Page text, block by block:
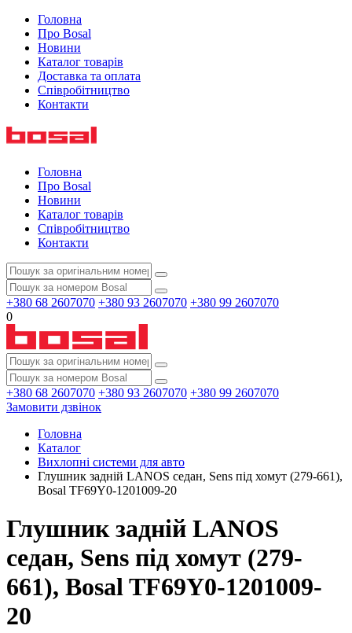
Головна
Про Bosal
Новини
Каталог товарів
Доставка та оплата
Співробітництво
Контакти
Головна
Про Bosal
Новини
Каталог товарів
Співробітництво
Контакти
+380 68 2607070 +380 93 2607070 +380 99 2607070
0
+380 68 2607070 +380 93 2607070 +380 99 2607070
Замовити дзвінок
Головна
Каталог
Вихлопні системи для авто
Глушник задній LANOS седан, Sens під хомут (279-661),
Bosal TF69Y0-1201009-20
Глушник задній LANOS
седан, Sens під хомут (279-
661), Bosal TF69Y0-1201009-
20